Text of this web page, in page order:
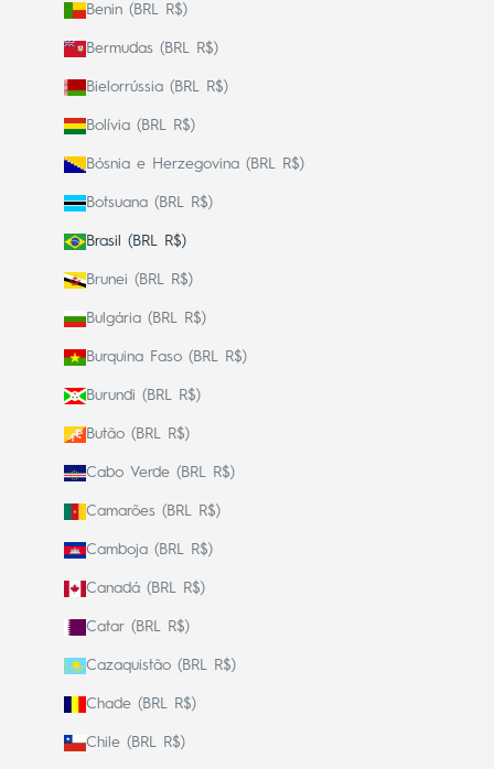
Benin (BRL R$)
Bermudas (BRL R$)
Bielorrússia (BRL R$)
Bolívia (BRL R$)
Bósnia e Herzegovina (BRL R$)
Botsuana (BRL R$)
Brasil (BRL R$)
Brunei (BRL R$)
Bulgária (BRL R$)
Burquina Faso (BRL R$)
Burundi (BRL R$)
Butão (BRL R$)
Cabo Verde (BRL R$)
Camarões (BRL R$)
Camboja (BRL R$)
Canadá (BRL R$)
Catar (BRL R$)
Cazaquistão (BRL R$)
Chade (BRL R$)
Chile (BRL R$)